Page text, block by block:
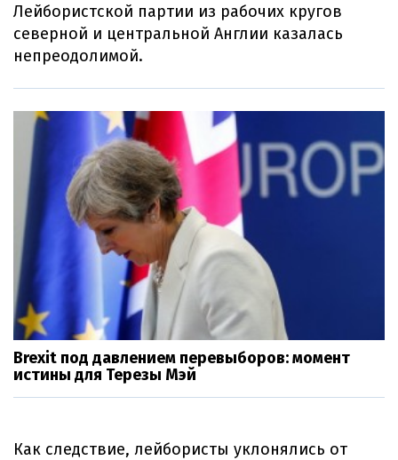
Лейбористской партии из рабочих кругов
северной и центральной Англии казалась
непреодолимой.
Brexit под давлением перевыборов: момент
истины для Терезы Мэй
Как следствие, лейбористы уклонялись от